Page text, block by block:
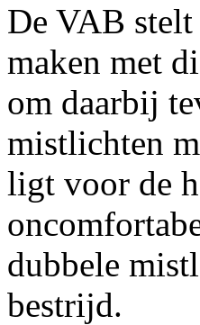
De VAB
maken met
om daarbij
mistlichten
ligt voor de
dubbele
bestrijd.